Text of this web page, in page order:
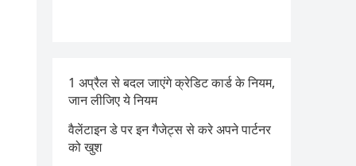
1 अप्रैल से बदल जाएंगे क्रेडिट कार्ड के नियम,
जान लीजिए ये नियम
वैलेंटाइन डे पर इन गैजेट्स से करे अपने पार्टनर
को खुश